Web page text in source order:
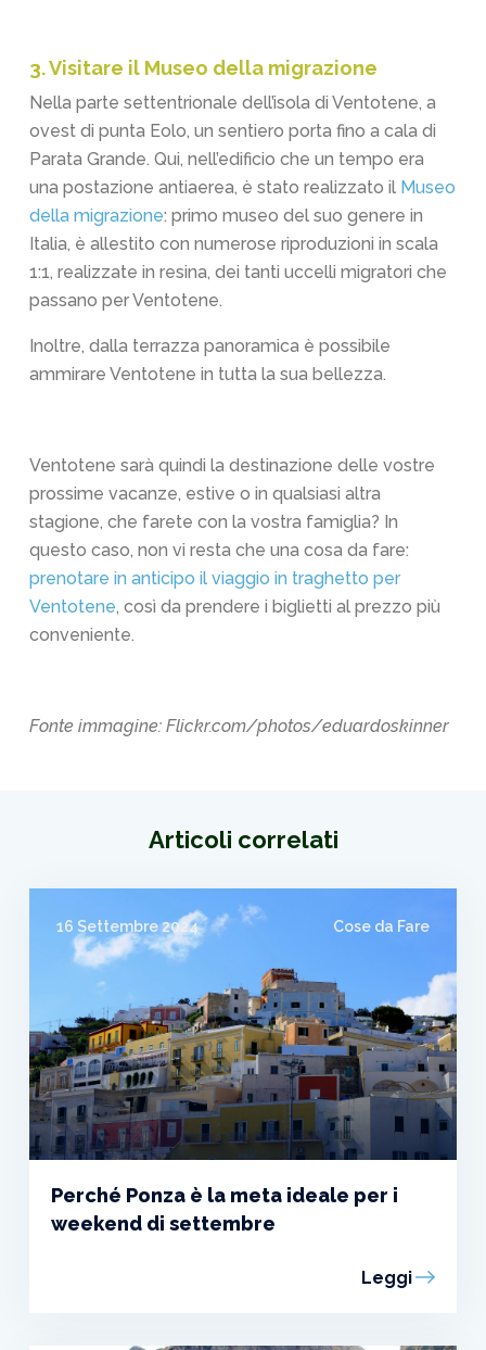
3. Visitare il Museo della migrazione
Nella parte settentrionale dell’isola di Ventotene, a
ovest di punta Eolo, un sentiero porta fino a cala di
Parata Grande. Qui, nell’edificio che un tempo era
una postazione antiaerea, è stato realizzato il Museo
della migrazione: primo museo del suo genere in
Italia, è allestito con numerose riproduzioni in scala
1:1, realizzate in resina, dei tanti uccelli migratori che
passano per Ventotene.
Inoltre, dalla terrazza panoramica è possibile
ammirare Ventotene in tutta la sua bellezza.
Ventotene sarà quindi la destinazione delle vostre
prossime vacanze, estive o in qualsiasi altra
stagione, che farete con la vostra famiglia? In
questo caso, non vi resta che una cosa da fare:
prenotare in anticipo il viaggio in traghetto per
Ventotene, così da prendere i biglietti al prezzo più
conveniente.
Fonte immagine: Flickr.com/photos/eduardoskinner
Articoli correlati
16 Settembre 2024 Cose da Fare
Perché Ponza è la meta ideale per i
weekend di settembre
Leggi